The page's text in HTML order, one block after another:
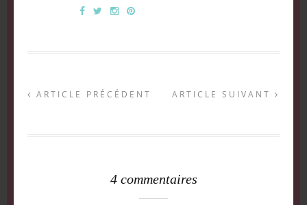
ARTICLE PRÉCÉDENT ARTICLE SUIVANT
4 commentaires